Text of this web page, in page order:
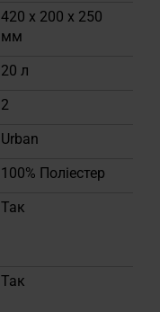
420 x 200 x 250
мм
20 л
2
Urban
100% Поліестер
Так
Так